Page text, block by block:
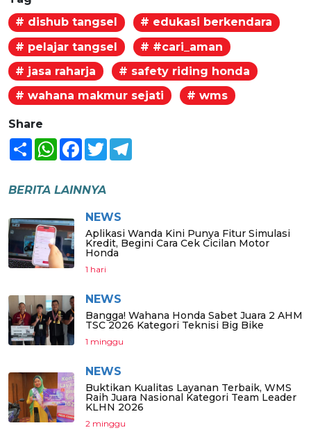
# dishub tangsel
# edukasi berkendara
# pelajar tangsel
# #cari_aman
# jasa raharja
# safety riding honda
# wahana makmur sejati
# wms
Share
Share WhatsAppFacebook
Twitter
BERITA LAINNYA
NEWS
Aplikasi Wanda Kini Punya Fitur Simulasi
Kredit, Begini Cara Cek Cicilan Motor
Honda
1 hari
NEWS
Bangga! Wahana Honda Sabet Juara 2 AHM
TSC 2026 Kategori Teknisi Big Bike
1 minggu
NEWS
Buktikan Kualitas Layanan Terbaik, WMS
Raih Juara Nasional Kategori Team Leader
KLHN 2026
2 minggu